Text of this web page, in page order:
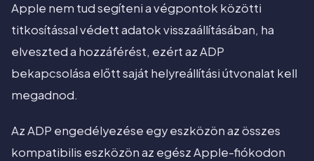
Apple nem tud segíteni a végpontok közötti
titkosítással védett adatok visszaállításában, ha
elveszted a hozzáférést, ezért az ADP
bekapcsolása előtt saját helyreállítási útvonalat kell
megadnod.
Az ADP engedélyezése egy eszközön az összes
kompatibilis eszközön az egész Apple-fiókodon